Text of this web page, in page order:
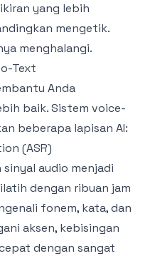
yang lebih
mengetik.
menghalangi.
Text
Anda
baik. Sistem voice-
beberapa lapisan AI:
(ASR)
audio menjadi
dengan ribuan jam
fonem, kata, dan
aksen, kebisingan
dengan sangat